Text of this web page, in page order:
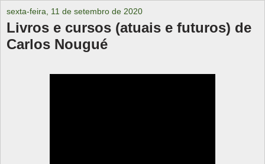
sexta-feira, 11 de setembro de 2020
Livros e cursos (atuais e futuros) de
Carlos Nougué